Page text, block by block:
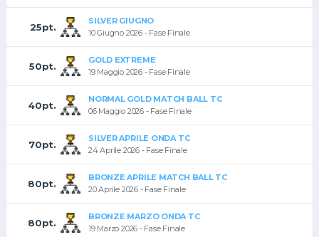
25pt.
SILVER GIUGNO
10 Giugno 2026 - Fase Finale
50pt.
GOLD EXTREME
19 Maggio 2026 - Fase Finale
40pt.
NORMAL GOLD MATCH BALL TC
06 Maggio 2026 - Fase Finale
70pt.
SILVER APRILE ONDA TC
24 Aprile 2026 - Fase Finale
80pt.
BRONZE APRILE MATCH BALL TC
20 Aprile 2026 - Fase Finale
80pt.
BRONZE MARZO ONDA TC
19 Marzo 2026 - Fase Finale